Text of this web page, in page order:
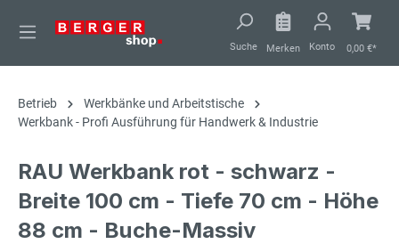
springen
Suche Merken Konto 0,00 €*
Betrieb
Werkbänke und Arbeitstische
Werkbank - Profi Ausführung für Handwerk & Industrie
RAU Werkbank rot - schwarz -
Breite 100 cm - Tiefe 70 cm - Höhe
88 cm - Buche-Massiv